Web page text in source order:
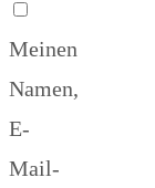
Meinen
Namen,
E-
Mail-